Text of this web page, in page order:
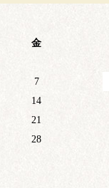
金
7
14
21
28